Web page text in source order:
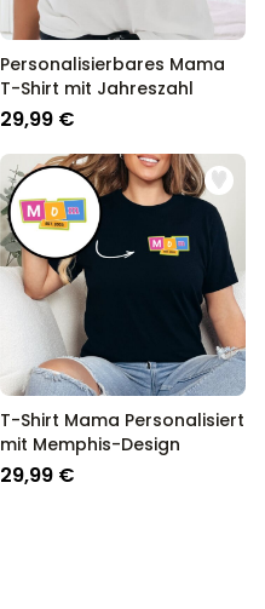
Personalisierbares Mama
T-Shirt mit Jahreszahl
29,99 €
T-Shirt Mama Personalisiert
mit Memphis-Design
29,99 €